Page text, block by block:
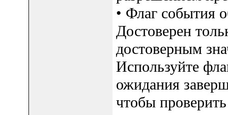
• Флаг события
Достоверен
достоверным
Используйте
ожидания
чтобы